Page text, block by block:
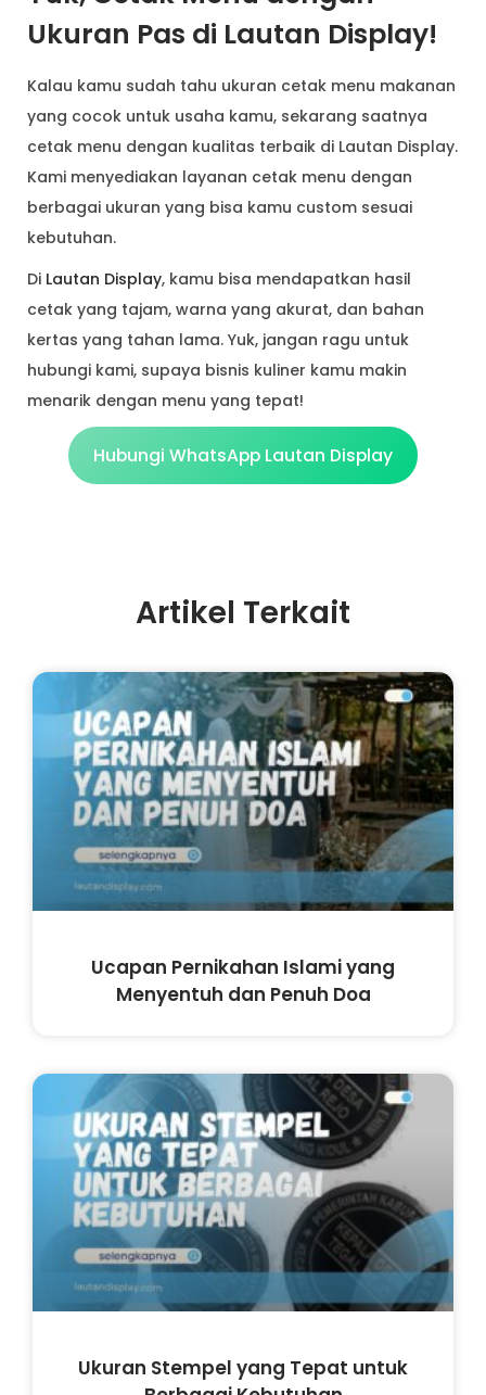
Ukuran Pas di Lautan Display!
Kalau kamu sudah tahu ukuran cetak menu makanan
yang cocok untuk usaha kamu, sekarang saatnya
cetak menu dengan kualitas terbaik di Lautan Display.
Kami menyediakan layanan cetak menu dengan
berbagai ukuran yang bisa kamu custom sesuai
kebutuhan.
Di Lautan Display, kamu bisa mendapatkan hasil
cetak yang tajam, warna yang akurat, dan bahan
kertas yang tahan lama. Yuk, jangan ragu untuk
hubungi kami, supaya bisnis kuliner kamu makin
menarik dengan menu yang tepat!
Hubungi WhatsApp Lautan Display
Artikel Terkait
Ucapan Pernikahan Islami yang
Menyentuh dan Penuh Doa
Ukuran Stempel yang Tepat untuk